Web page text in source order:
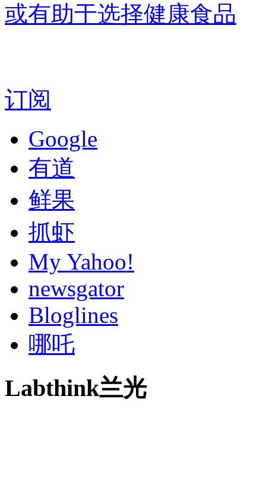
或有助于选择健康食品
订阅
Google
有道
鲜果
抓虾
My Yahoo!
newsgator
Bloglines
哪吒
Labthink兰光